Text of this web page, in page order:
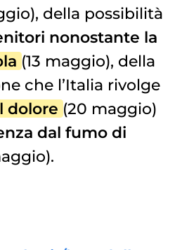
della possibilità
nonostante la
(13 maggio), della
che l’Italia rivolge
dolore (20 maggio)
dal fumo di